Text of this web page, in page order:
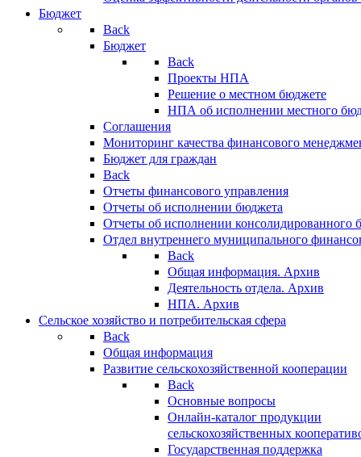
Бюджет
Back
Бюджет
Back
Проекты НПА
Решение о местном бюджете
НПА об исполнении местного
Соглашения
Мониторинг качества финансового
Бюджет для граждан
Back
Отчеты финансового управления
Отчеты об исполнении бюджета
Отчеты об исполнении консолидированного
Отдел внутреннего муниципального
Back
Общая информация. Архив
Деятельность отдела. Архив
НПА. Архив
Сельское хозяйство и потребительская сфера
Back
Общая информация
Развитие сельскохозяйственной кооперации
Back
Основные вопросы
Онлайн-каталог продукции
сельскохозяйственных
Государственная поддержка